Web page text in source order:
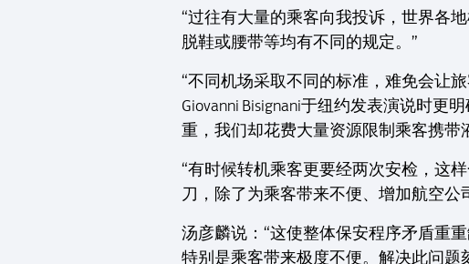
“过往有大量的乘客向我投诉，世界各
脱鞋或腰带等均有不同的规定。”
“不同机场采取不同的标准，难免会让
Giovanni Bisignani于纽约发表演说时
重，我们却花费大量资源限制乘客携带
“有时候转机乘客更要经两次安检，这
刀，除了为乘客带来不便、增加航空
汤彦麟说：“这使整体保安程序矛盾重
特别是乘客带来极度不便。解决此问